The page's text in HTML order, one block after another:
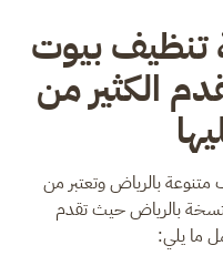
تنظيف بيوت
الكثير من
بالرياض وتعتبر من
بالرياض حيث تقدم
ما يلي: